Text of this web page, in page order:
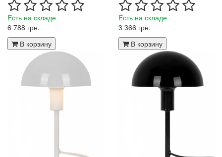
Есть на складе
6 788 грн.
В корзину
Есть на складе
3 366 грн.
В корзину